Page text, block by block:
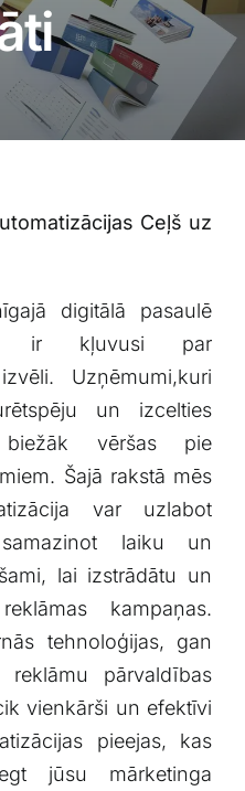
Ceļš uz⁢
digitālā pasaulē​
ir⁣ kļuvusi par
Uzņēmumi,kuri
un ⁢izcelties⁢
biežāk vēršas ⁤pie
Šajā rakstā mēs
var uzlabot
laiku un
‌lai izstrādātu⁣ un
kampaņas.
tehnoloģijas, gan
pārvaldības
vienkārši un ⁤efektīvi
⁢pieejas, kas
‌jūsu mārketinga⁢